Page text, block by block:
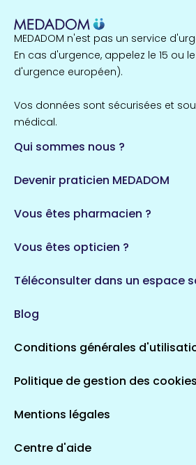
MEDADOM n'est pas un service
En cas d'urgence, appelez le 15 ou le
d'urgence européen).
Vos données sont sécurisées et
médical.
Qui sommes nous ?
Devenir praticien MEDADOM
Vous êtes pharmacien ?
Vous êtes opticien ?
Téléconsulter dans un espace
Blog
Conditions générales
Politique de gestion des cookies
Mentions légales
Centre d'aide